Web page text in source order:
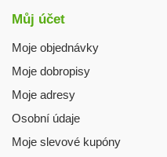
Můj účet
Moje objednávky
Moje dobropisy
Moje adresy
Osobní údaje
Moje slevové kupóny